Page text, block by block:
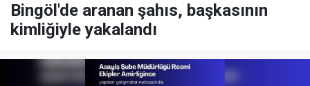
Bingöl'de aranan şahıs, başkasının
kimliğiyle yakalandı